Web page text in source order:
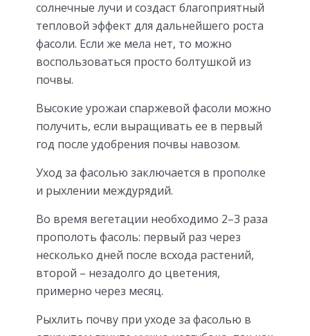
солнечные лучи и создаст благоприятный
тепловой эффект для дальнейшего роста
фасоли. Если же мела нет, то можно
воспользоваться просто болтушкой из
почвы.
Высокие урожаи спаржевой фасоли можно
получить, если выращивать ее в первый
год после удобрения почвы навозом.
Уход за фасолью заключается в прополке
и рыхлении междурядий.
Во время вегетации необходимо 2–3 раза
прополоть фасоль: первый раз через
несколько дней после всхода растений,
второй – незадолго до цветения,
примерно через месяц.
Рыхлить почву при уходе за фасолью в